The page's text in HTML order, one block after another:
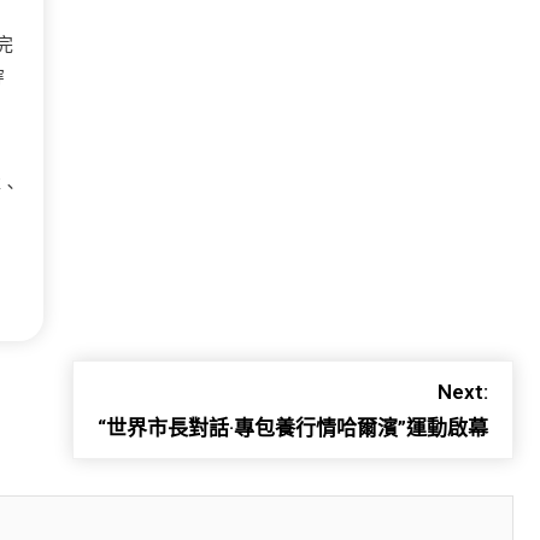
Next:
“世界市長對話·專包養行情哈爾濱”運動啟幕